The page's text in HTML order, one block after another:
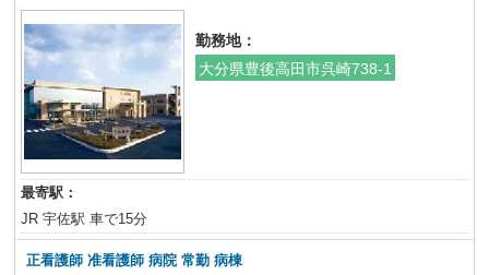
勤務地：
大分県豊後高田市呉崎738-1
最寄駅：
JR 宇佐駅 車で15分
正看護師 准看護師 病院 常勤 病棟